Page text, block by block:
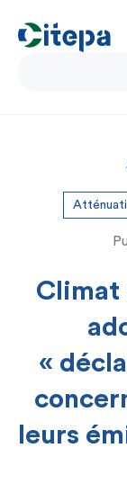
Qui
Données
Actualités et
Expertise et
Climat
«
leurs